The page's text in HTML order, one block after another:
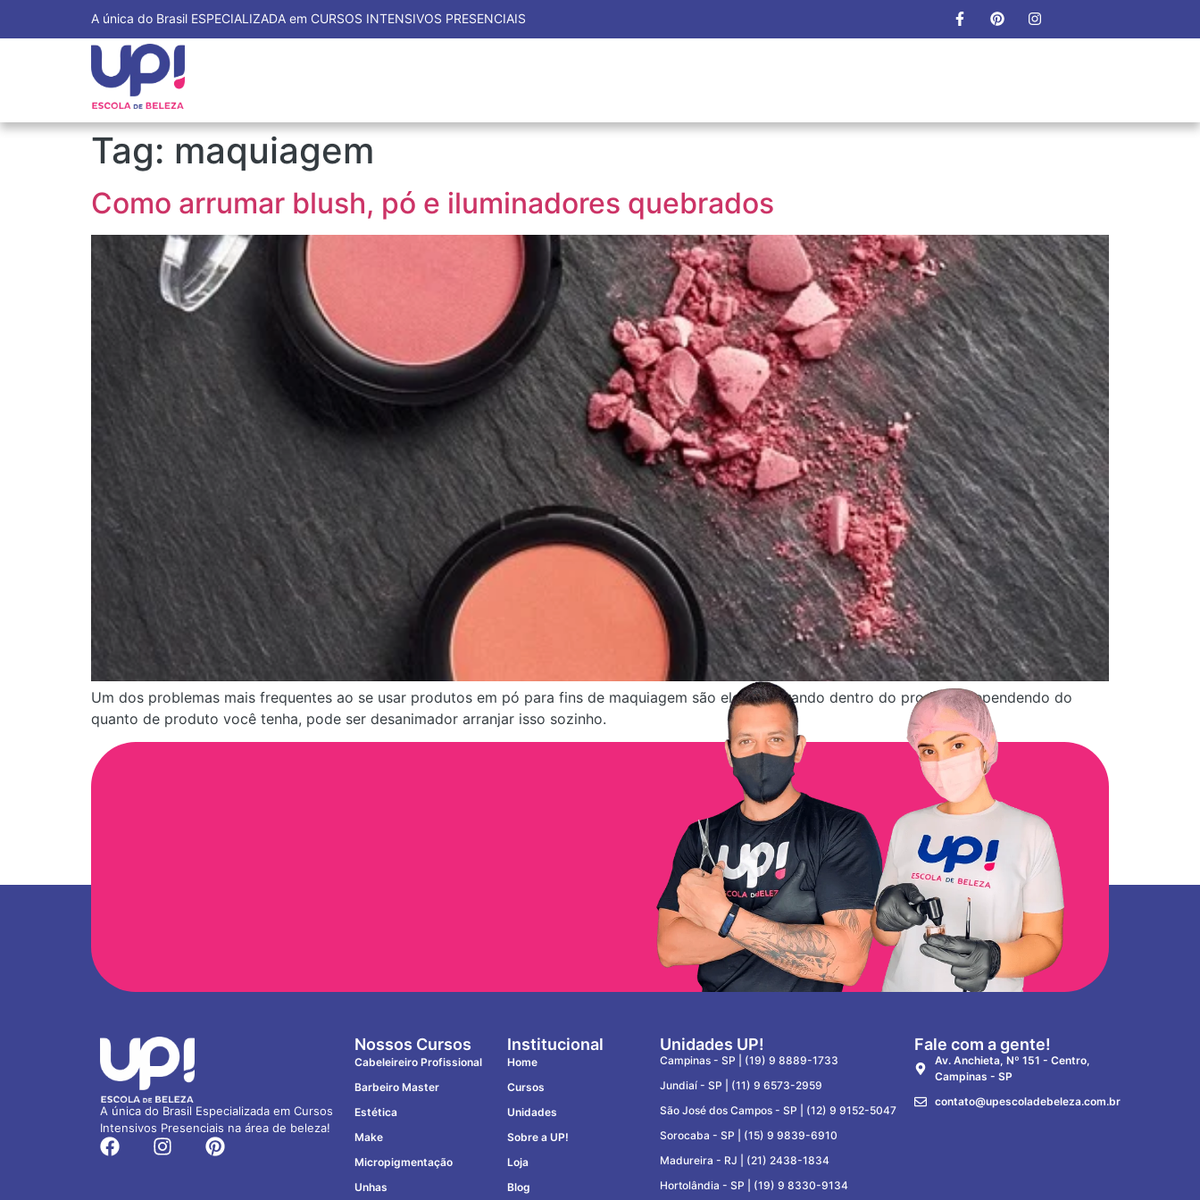
A única do Brasil ESPECIALIZADA em CURSOS INTENSIVOS PRESENCIAIS
Tag: maquiagem
Como arrumar blush, pó e iluminadores quebrados
Um dos problemas mais frequentes ao se usar produtos em pó para fins de maquiagem são eles quebrando dentro do produto. Dependendo do
quanto de produto você tenha, pode ser desanimador arranjar isso sozinho.
A única do Brasil Especializada em Cursos
Intensivos Presenciais na área de beleza!
Nossos Cursos
Cabeleireiro Profissional
Barbeiro Master
Estética
Make
Micropigmentação
Unhas
Institucional
Home
Cursos
Unidades
Sobre a UP!
Loja
Blog
Unidades UP!
Campinas - SP | (19) 9 8889-1733
Jundiaí - SP | (11) 9 6573-2959
São José dos Campos - SP | (12) 9 9152-5047
Sorocaba - SP | (15) 9 9839-6910
Madureira - RJ | (21) 2438-1834
Hortolândia - SP | (19) 9 8330-9134
Fale com a gente!
Av. Anchieta, Nº 151 - Centro,
Campinas - SP
contato@upescoladebeleza.com.br